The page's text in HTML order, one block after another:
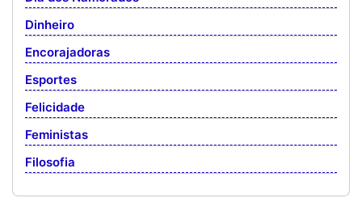
Dinheiro
Encorajadoras
Esportes
Felicidade
Feministas
Filosofia